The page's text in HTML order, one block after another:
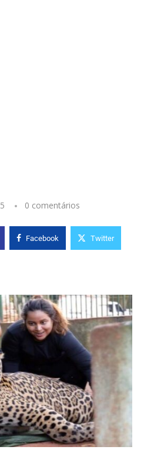
0 comentários
Facebook Twitter